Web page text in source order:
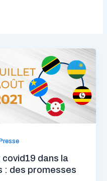
dans la
: des promesses